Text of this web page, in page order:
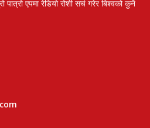
एपमा रेडियो रोशी सर्च गरेर बिश्वको कुनै